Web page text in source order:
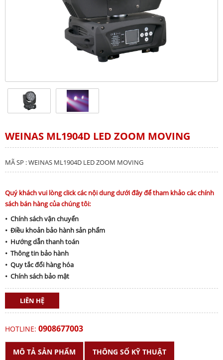
WEINAS ML1904D LED ZOOM MOVING
MÃ SP : WEINAS ML1904D LED ZOOM MOVING
Quý khách vui lòng click các nội dung dưới đây để tham khảo các chính
sách bán hàng của chúng tôi:
• Chính sách vận chuyển
• Điều khoản bảo hành sản phẩm
• Hướng dẫn thanh toán
• Thông tin bảo hành
• Quy tắc đổi hàng hóa
• Chính sách bảo mật
LIÊN HỆ
HOTLINE: 0908677003
MÔ TẢ SẢN PHẨM THÔNG SỐ KỸ THUẬT